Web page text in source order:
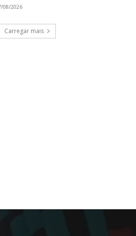
08/2026
Carregar mais